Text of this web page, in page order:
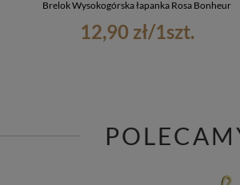
Brelok Wysokogórska łapanka Rosa Bonheur
12,90 zł/1szt.